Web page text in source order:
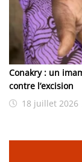
Conakry : un
contre l’excision
18 juillet 2026